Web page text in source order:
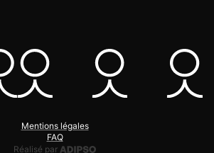
Mentions légales
FAQ
Réalisé par
Adipso, agence web et